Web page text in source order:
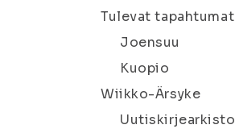
Tulevat tapahtumat
Joensuu
Kuopio
Wiikko-Ärsyke
Uutiskirjearkisto